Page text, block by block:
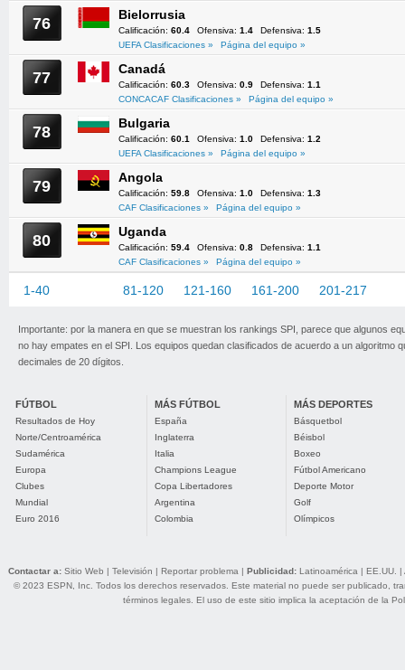
76 Bielorrusia
Calificación: 60.4 Ofensiva: 1.4 Defensiva: 1.5
UEFA Clasificaciones »
Página del equipo »
77 Canadá
Calificación: 60.3 Ofensiva: 0.9 Defensiva: 1.1
CONCACAF Clasificaciones »
Página del equipo »
78 Bulgaria
Calificación: 60.1 Ofensiva: 1.0 Defensiva: 1.2
UEFA Clasificaciones »
Página del equipo »
79 Angola
Calificación: 59.8 Ofensiva: 1.0 Defensiva: 1.3
CAF Clasificaciones »
Página del equipo »
80 Uganda
Calificación: 59.4 Ofensiva: 0.8 Defensiva: 1.1
CAF Clasificaciones »
Página del equipo »
1-40 81-120 121-160 161-200 201-217
Importante: por la manera en que se muestran los rankings SPI, parece que algunos
no hay empates en el SPI. Los equipos quedan clasificados de acuerdo a un algoritmo
decimales de 20 dígitos.
FÚTBOL
Resultados de Hoy
Norte/Centroamérica
Sudamérica
Europa
Clubes
Mundial
Euro 2016
MÁS FÚTBOL
España
Inglaterra
Italia
Champions League
Copa Libertadores
Argentina
Colombia
MÁS DEPORTES
Básquetbol
Béisbol
Boxeo
Fútbol Americano
Deporte Motor
Golf
Olímpicos
Contactar a: Sitio Web | Televisión | Reportar problema | Publicidad: Latinoamérica | EE.UU. |
© 2023 ESPN, Inc. Todos los derechos reservados. Este material no puede ser publicado,
términos legales. El uso de este sitio implica la aceptación de la